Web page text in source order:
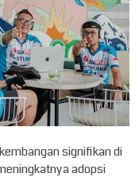
signifikan di
adopsi